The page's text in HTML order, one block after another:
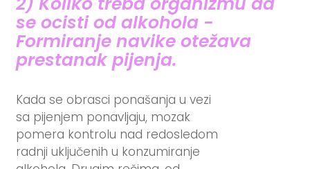
se ocisti od alkohola -
Formiranje navike otežava
prestanak pijenja.
Kada se obrasci ponašanja u vezi
sa pijenjem ponavljaju, mozak
pomera kontrolu nad redosledom
radnji uključenih u konzumiranje